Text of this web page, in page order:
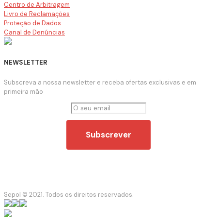
Centro de Arbitragem
Livro de Reclamações
Proteção de Dados
Canal de Denúncias
NEWSLETTER
Subscreva a nossa newsletter e receba ofertas exclusivas e em
primeira mão
Sepol © 2021. Todos os direitos reservados.